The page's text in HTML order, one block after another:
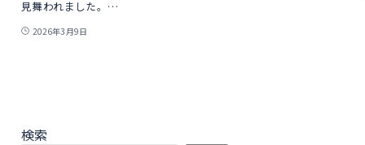
見舞われました。…
2026年3月9日
検索